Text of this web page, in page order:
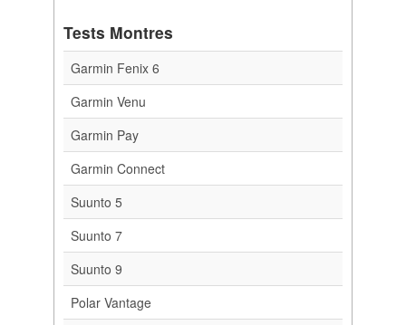
Tests Montres
Garmin Fenix 6
Garmin Venu
Garmin Pay
Garmin Connect
Suunto 5
Suunto 7
Suunto 9
Polar Vantage